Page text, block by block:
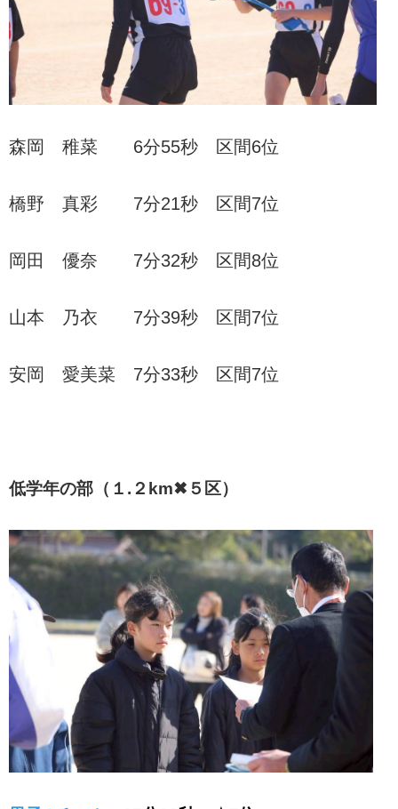
森岡 稚菜 6分55秒 区間6位
橋野 真彩 7分21秒 区間7位
岡田 優奈 7分32秒 区間8位
山本 乃衣 7分39秒 区間7位
安岡 愛美菜 7分33秒 区間7位
低学年の部（１.２km✖５区）